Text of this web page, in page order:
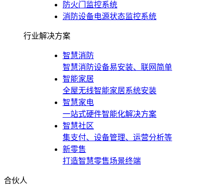
防火门监控系统
消防设备电源状态监控系统
行业解决方案
智慧消防
智慧消防设备易安装、联网简单
智能家居
全屋无线智能家居系统安装
智慧家电
一站式硬件智能化解决方案
智慧社区
集支付、设备管理、运营分析等
新零售
打造智慧零售场景终端
合伙人